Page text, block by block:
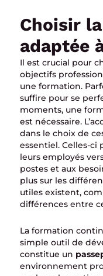
Choisir
adaptée
Il est crucial pour
objectifs
une formation.
suffire pour se
moments, une
est nécessaire.
dans le choix de
essentiel. Celles-
leurs employés
postes et aux
plus sur les
utiles existent,
différences entre
La formation
simple outil de
constitue un
environnement